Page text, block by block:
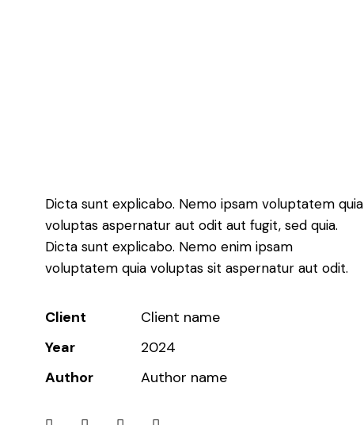
Dicta sunt explicabo. Nemo ipsam voluptatem quia
voluptas aspernatur aut odit aut fugit, sed quia.
Dicta sunt explicabo. Nemo enim ipsam
voluptatem quia voluptas sit aspernatur aut odit.
Client
Client name
Year
2024
Author
Author name